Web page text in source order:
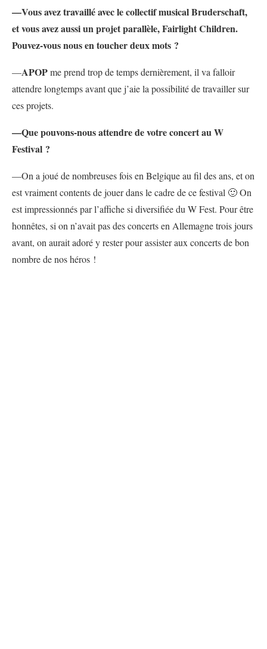
—Vous avez travaillé avec le collectif musical Bruderschaft,
et vous avez aussi un projet parallèle, Fairlight Children.
Pouvez-vous nous en toucher deux mots ?
—APOPme prend trop de temps dernièrement, il va falloir
attendre longtemps avant que j’aie la possibilité de travailler sur
ces projets.
—Que pouvons-nous attendre de votre concert au W
Festival ?
—On a joué de nombreuses fois en Belgique au fil des ans, et on
est vraiment contents de jouer dans le cadre de ce festival 🙂 On
est impressionnés par l’affiche si diversifiée du W Fest. Pour être
honnêtes, si on n’avait pas des concerts en Allemagne trois jours
avant, on aurait adoré y rester pour assister aux concerts de bon
nombre de nos héros !